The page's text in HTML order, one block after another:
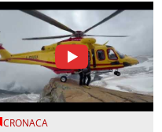
CRONACA